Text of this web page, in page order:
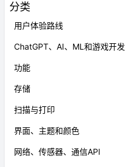
分类
用户体验路线
ChatGPT、AI、ML和游戏开发
功能
存储
扫描与打印
界面、主题和颜色
网络、传感器、通信API